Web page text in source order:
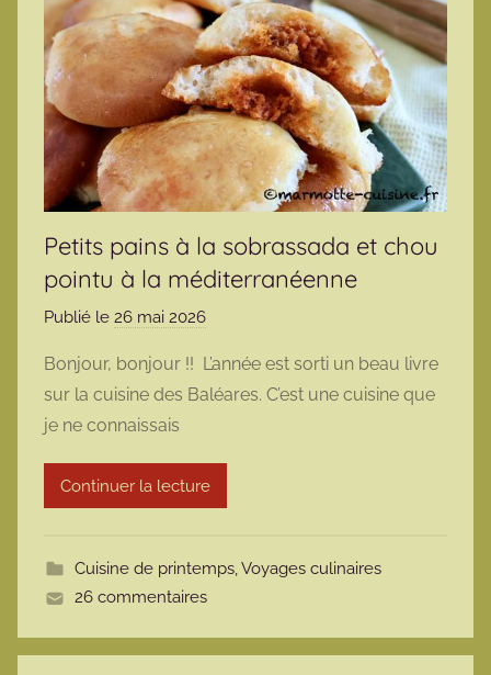
Petits pains à la sobrassada et chou
pointu à la méditerranéenne
Publié le 26 mai 2026
r
m
r
m
t
e
Bonjour, bonjour !! L’année est sorti un beau livre
sur la cuisine des Baléares. C’est une cuisine que
je ne connaissais
Continuer la lecture
Cuisine de printemps,Voyages culinaires
26 commentaires